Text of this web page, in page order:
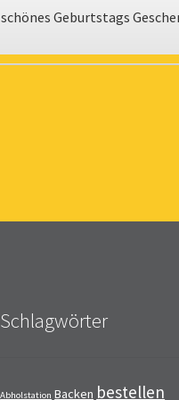
Geburtstags
Schlagwörter
Abholstation Backen bestellen